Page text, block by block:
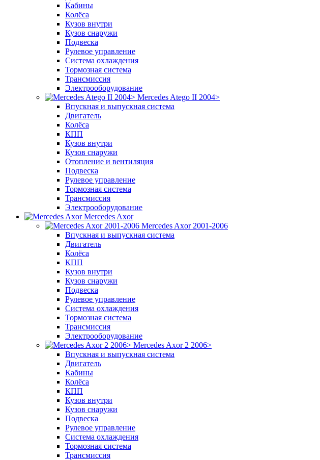
Кабины
Колёса
Кузов внутри
Кузов снаружи
Подвеска
Рулевое управление
Система охлаждения
Тормозная система
Трансмиссия
Электрооборудование
Mercedes Atego II 2004>
Впускная и выпускная система
Двигатель
Колёса
КПП
Кузов внутри
Кузов снаружи
Отопление и вентиляция
Подвеска
Рулевое управление
Тормозная система
Трансмиссия
Электрооборудование
Mercedes Axor
Mercedes Axor 2001-2006
Впускная и выпускная система
Двигатель
Колёса
КПП
Кузов внутри
Кузов снаружи
Подвеска
Рулевое управление
Система охлаждения
Тормозная система
Трансмиссия
Электрооборудование
Mercedes Axor 2 2006>
Впускная и выпускная система
Двигатель
Кабины
Колёса
КПП
Кузов внутри
Кузов снаружи
Подвеска
Рулевое управление
Система охлаждения
Тормозная система
Трансмиссия